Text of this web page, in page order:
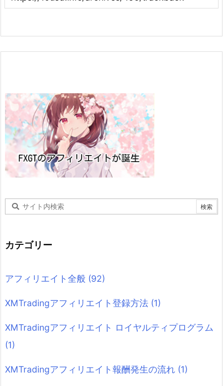
カテゴリー
アフィリエイト全般 (92)
XMTradingアフィリエイト登録方法 (1)
XMTradingアフィリエイト ロイヤルティプログラム
(1)
XMTradingアフィリエイト報酬発生の流れ (1)